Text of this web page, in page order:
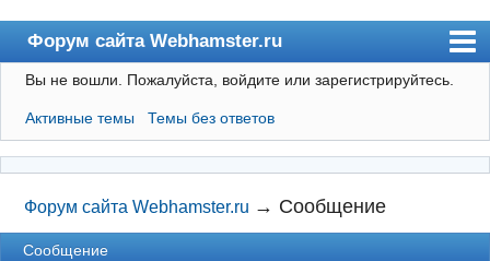
Форум сайта Webhamster.ru
Форум
Пользователи
Поиск
Регистрация
Вход
Вы не вошли. Пожалуйста, войдите или зарегистрируйтесь.
Активные темы Темы без ответов
Форум сайта Webhamster.ru → Сообщение
Сообщение